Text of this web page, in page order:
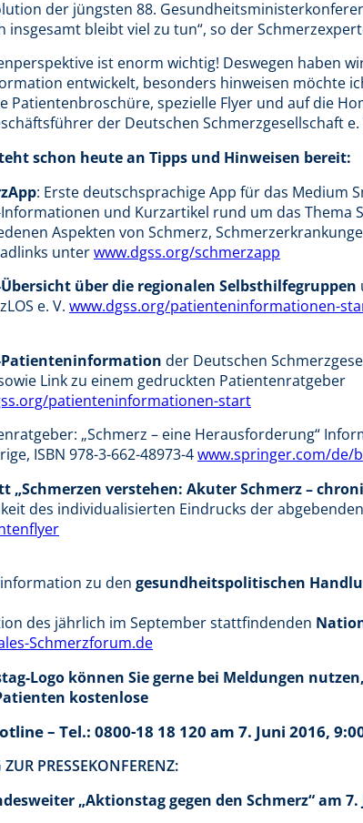
der jüngsten 88.
insgesamt bleibt viel zu tun“, so der
ist enorm wichtig! Deswegen haben
entwickelt, besonders hinweisen möchte
Patientenbroschüre, spezielle Flyer und auf die
der Deutschen Schmerzgesellschaft e.
schon heute an Tipps und Hinweisen bereit:
: Erste deutschsprachige App für das Medium
und Kurzartikel rund um das Thema
Aspekten von Schmerz,
unterwww.dgss.org/schmerzapp
über die regionalen Selbsthilfegruppen
e. V. www.dgss.org/patienteninformationen-
der Deutschen
Link zu einem gedruckten Patientenratgeber
patienteninformationen-start
„Schmerz – eine Herausforderung“
ISBN 978-3-662-48973-4www.springer.com/de/
„Schmerzen verstehen: Akuter Schmerz –
des individualisierten Eindrucks der
zu den gesundheitspolitischen
des jährlich im September stattfindenden
Schmerzforum.de
Logo können Sie gerne bei Meldungen
kostenlose
– Tel.: 0800-18 18 120 am 7. Juni 2016,
PRESSEKONFERENZ:
„Aktionstag gegen den Schmerz“ am 7.